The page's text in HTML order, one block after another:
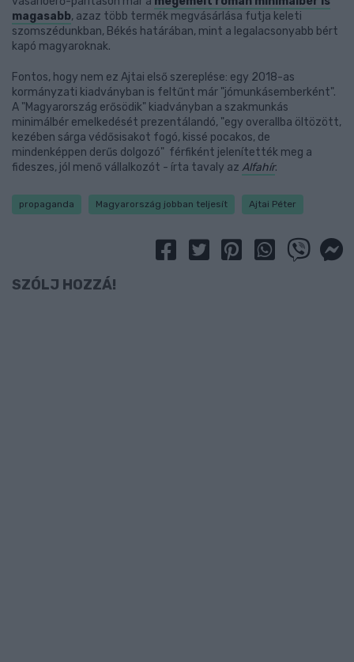
magasabb, azaz több termék megvásárlása futja keleti
szomszédunkban, Békés határában, mint a legalacsonyabb bért
kapó magyaroknak.
Fontos, hogy nem ez Ajtai első szereplése: egy 2018-as
kormányzati kiadványban is feltűnt már "jómunkásemberként".
A "Magyarország erősödik" kiadványban a szakmunkás
minimálbér emelkedését prezentálandó, "egy overallba öltözött,
kezében sárga védősisakot fogó, kissé pocakos, de
mindenképpen derűs dolgozó" férfiként jelenítették meg a
fideszes, jól menő vállalkozót - írta tavaly az Alfahír.
propaganda Magyarország jobban teljesít Ajtai Péter
SZÓLJ HOZZÁ!